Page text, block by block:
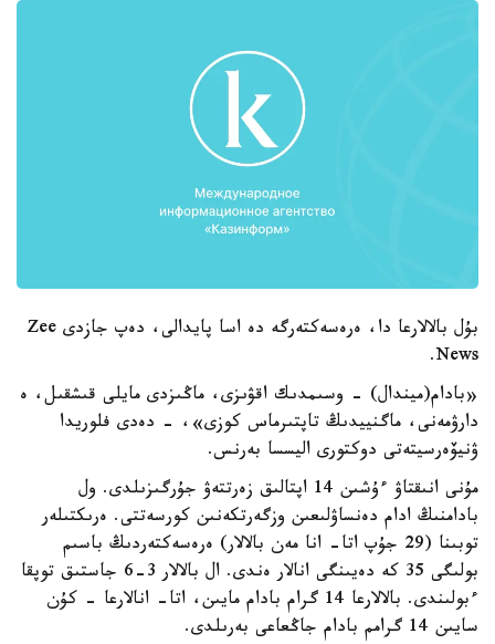
بۇل بالالارعا دا، ەرەسەكتەرگە دە اسا پايدالى، دەپ جازدى Zee
News.
«بادام(ميندال) - وسىمدىك اقۋىزى، ماڭىزدى مايلى قىشقىل، ە
دارۋمەنى، ماگنييدىڭ تاپتىرماس كوزى»، - دەدى فلوريدا
ۋنيۆەرسيتەتى دوكتورى اليسسا بەرنس.
مۇنى انىقتاۋ ءۇشىن 14 اپتالىق زەرتتەۋ جۇرگىزىلدى. ول
بادامنىڭ ادام دەنساۋلىعىن وزگەرتكەنىن كورسەتتى. ەرىكتىلەر
توبىنا (29 جۇپ اتا- انا مەن بالالار) ەرەسەكتەردىڭ باسىم
بولىگى 35 كە دەيىنگى انالار ەندى. ال بالالار 3-6 جاستىق توپقا
ءبولىندى. بالالارعا 14 گرام بادام مايىن، اتا- انالارعا - كۇن
سايىن 14 گرامم بادام جاڭعاعى بەرىلدى.